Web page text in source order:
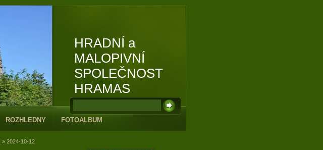
HRADNÍ a
MALOPIVNÍ
SPOLEČNOST
HRAMAS
ROZHLEDNY FOTOALBUM
» 2024-10-12